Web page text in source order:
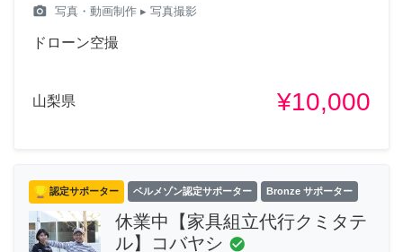
camera_alt 写真・動画制作 ▸ 写真撮影
ドローン空撮
山梨県 ¥10,000
認定サポーター ベルメゾン認定サポーター Bronze サポーター
休業中【家具組立代行クミタテ
ル】コバヤシ check_circle